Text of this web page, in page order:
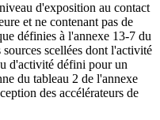
d'exposition au contact
et ne contenant pas de
définies à l'annexe 13-7 du
scellées dont l'activité
d'activité défini pour un
du tableau 2 de l'annexe
des accélérateurs de